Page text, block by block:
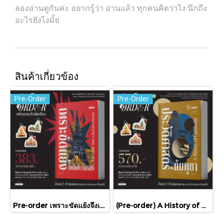
ลองอ่านดูกันค่ะ อยากรู้ว่า อ่านแล้ว ทุกคนคิดว่าไง นึกถึง
อะไรยังไงมั้ย
สินค้าเกี่ยวข้อง
Pre-Order
Pre-order เพราะขัดแย้งจึงเป็นประวัติศาสตร์ "ไทย-กัมพูชา" กับความสัมพันธ์หวานปนขม / มติชน
Pre-Order
(Pre-order) A History of Cambodia ประวัติศาสตร์กัมพูชา (ฉบับปรับปรุงใหม่) / David Chandler / มติชน